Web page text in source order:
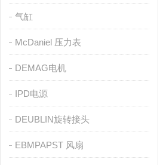
气缸
McDaniel 压力表
DEMAG电机
IPD电源
DEUBLIN旋转接头
EBMPAPST 风扇